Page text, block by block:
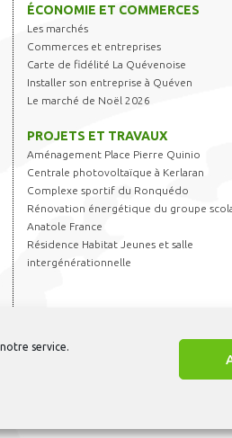
service.
ÉCONOMIE ET COMMERCES
Les marchés
Commerces et entreprises
Carte de fidélité La Quévenoise
Installer son entreprise à Quéven
Le marché de Noël 2026
PROJETS ET TRAVAUX
Aménagement Place Pierre Quinio
Centrale photovoltaïque à Kerlaran
Complexe sportif du Ronquédo
Rénovation énergétique du groupe
Anatole France
Résidence Habitat Jeunes et salle
intergénérationnelle